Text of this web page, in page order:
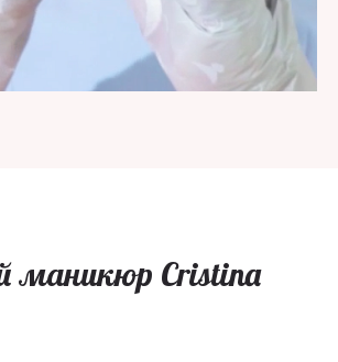
маникюр Cristina